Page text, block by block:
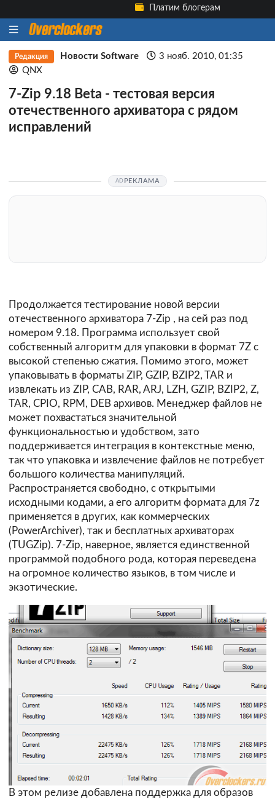
Платим блогерам
Редакция Новости Software
3 нояб. 2010, 01:35
QNX
7-Zip 9.18 Beta - тестовая версия
отечественного архиватора с рядом
исправлений
РЕКЛАМА
Продолжается тестирование новой версии
отечественного архиватора 7-Zip , на сей раз под
номером 9.18. Программа использует свой
собственный алгоритм для упаковки в формат 7Z с
высокой степенью сжатия. Помимо этого, может
упаковывать в форматы ZIP, GZIP, BZIP2, TAR и
извлекать из ZIP, CAB, RAR, ARJ, LZH, GZIP, BZIP2, Z,
TAR, CPIO, RPM, DEB архивов. Менеджер файлов не
может похвастаться значительной
функциональностью и удобством, зато
поддерживается интеграция в контекстные меню,
так что упаковка и извлечение файлов не потребует
большого количества манипуляций.
Распространяется свободно, с открытыми
исходными кодами, а его алгоритм формата для 7z
применяется в других, как коммерческих
(PowerArchiver), так и бесплатных архиваторах
(TUGZip). 7-Zip, наверное, является единственной
программой подобного рода, которая переведена
на огромное количество языков, в том числе и
экзотические.
В этом релизе добавлена поддержка для образов